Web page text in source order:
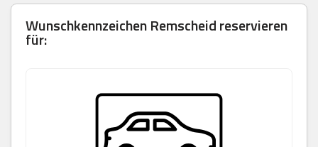
Wunschkennzeichen Remscheid reservieren
für: